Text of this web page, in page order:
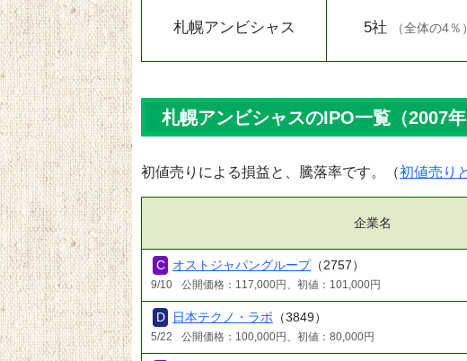
札幌アンビシャス 5社 （全体の4％ ）
札幌アンビシャスのIPO一覧（2007年
初値売りによる損益と、騰落率です。（初値売り
企業名
オストジャパングループ（2757）
9/10 公開価格：117,000円、初値：101,000円
日本テクノ・ラボ （3849）
5/22 公開価格：100,000円、初値：80,000円